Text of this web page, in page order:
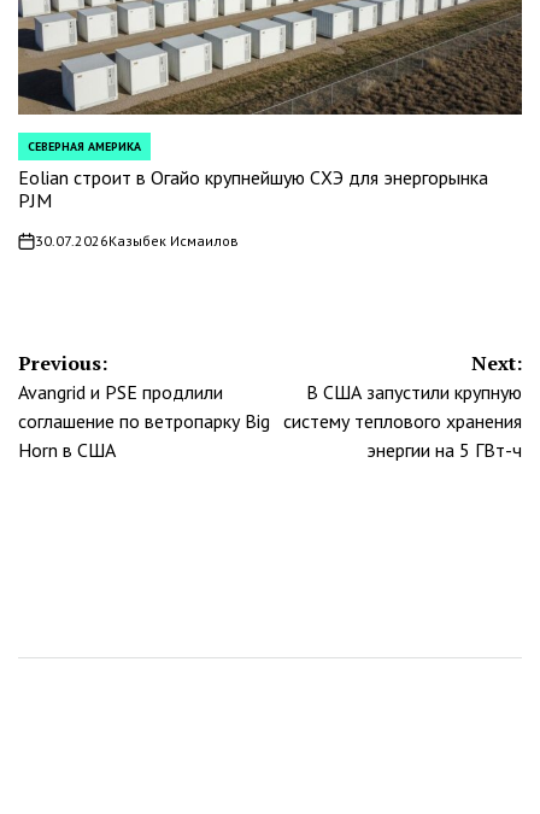
POSTED
IN
СЕВЕРНАЯ АМЕРИКА
Eolian строит в Огайо крупнейшую СХЭ для энергорынка
PJM
on30.07.2026Казыбек Исмаилов
Навигация
по
записям
Previous:
Avangrid и PSE продлили
соглашение по ветропарку Big
Horn в США
Next:
В США запустили крупную
систему теплового хранения
энергии на 5 ГВт-ч